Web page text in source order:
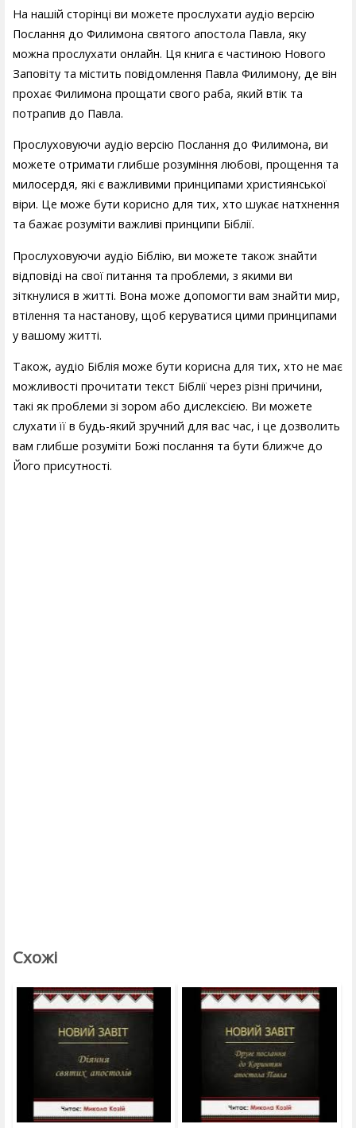
На нашій сторінці ви можете прослухати аудіо версію
Послання до Филимона святого апостола Павла, яку
можна прослухати онлайн. Ця книга є частиною Нового
Заповіту та містить повідомлення Павла Филимону, де він
прохає Филимона прощати свого раба, який втік та
потрапив до Павла.
Прослуховуючи аудіо версію Послання до Филимона, ви
можете отримати глибше розуміння любові, прощення та
милосердя, які є важливими принципами християнської
віри. Це може бути корисно для тих, хто шукає натхнення
та бажає розуміти важливі принципи Біблії.
Прослуховуючи аудіо Біблію, ви можете також знайти
відповіді на свої питання та проблеми, з якими ви
зіткнулися в житті. Вона може допомогти вам знайти мир,
втілення та настанову, щоб керуватися цими принципами
у вашому житті.
Також, аудіо Біблія може бути корисна для тих, хто не має
можливості прочитати текст Біблії через різні причини,
такі як проблеми зі зором або дислексією. Ви можете
слухати її в будь-який зручний для вас час, і це дозволить
вам глибше розуміти Божі послання та бути ближче до
Його присутності.
Схожі